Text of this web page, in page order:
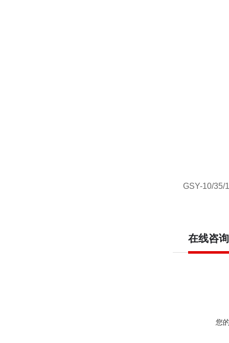
GSY-10/35/
在线咨询
您